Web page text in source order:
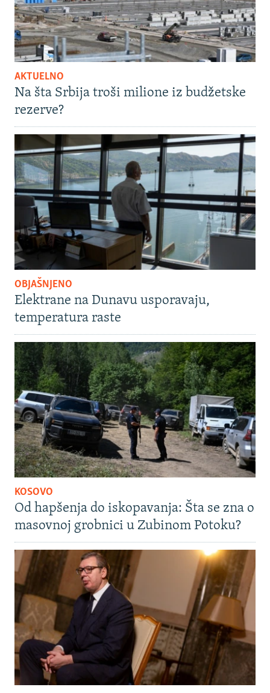
AKTUELNO
Na šta Srbija troši milione iz budžetske
rezerve?
OBJAŠNJENO
Elektrane na Dunavu usporavaju,
temperatura raste
KOSOVO
Od hapšenja do iskopavanja: Šta se zna o
masovnoj grobnici u Zubinom Potoku?